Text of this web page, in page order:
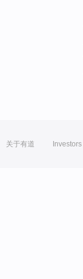
关于有道 Investors